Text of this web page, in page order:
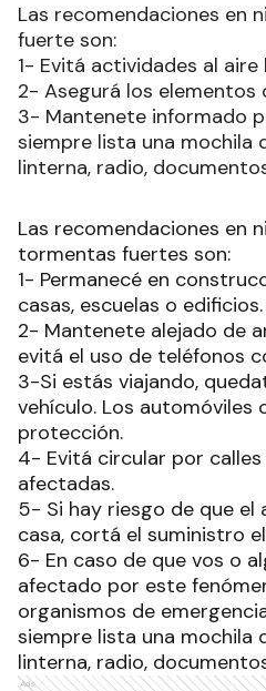
Las recomendaciones en
fuerte son:
1- Evitá actividades al aire
2- Asegurá los elementos
3- Mantenete informado
siempre lista una mochila
linterna, radio,
Las recomendaciones en
tormentas fuertes son:
1- Permanecé en
casas, escuelas o edificios.
2- Mantenete alejado de
evitá el uso de teléfonos
3-Si estás viajando,
vehículo. Los automóviles
protección.
4- Evitá circular por calles
afectadas.
5- Si hay riesgo de que el
casa, cortá el suministro
6- En caso de que vos o
afectado por este
organismos de
siempre lista una mochila
linterna, radio,
Ads